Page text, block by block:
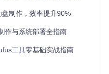
制作，效率提升90%
作与系统部署全指南
工具零基础实战指南